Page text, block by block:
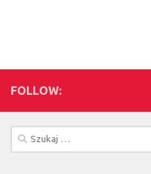
FOLLOW:
Szukaj: